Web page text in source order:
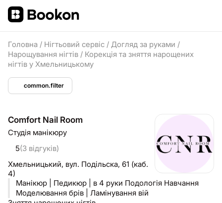
Головна / Нігтьовий сервіс / Догляд за руками /
Нарощування нігтів / Корекція та зняття нарощених
нігтів у Хмельницькому
common.filter
Comfort Nail Room
Студія манікюру
5(3 відгуків)
Хмельницький, вул. Подільска, 61 (каб.
4)
Манікюр | Педикюр | в 4 руки Подологія Навчання
Моделювання брів | Ламінування вій